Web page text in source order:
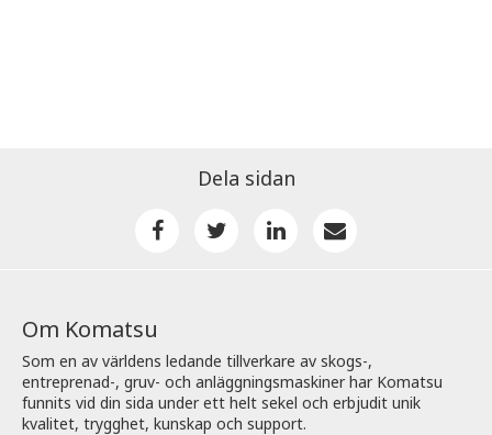
Dela sidan
Om Komatsu
Som en av världens ledande tillverkare av skogs-,
entreprenad-, gruv- och anläggningsmaskiner har Komatsu
funnits vid din sida under ett helt sekel och erbjudit unik
kvalitet, trygghet, kunskap och support.